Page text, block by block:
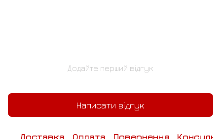
Додайте перший відгук
Написати відгук
Доставка Оплата Повернення